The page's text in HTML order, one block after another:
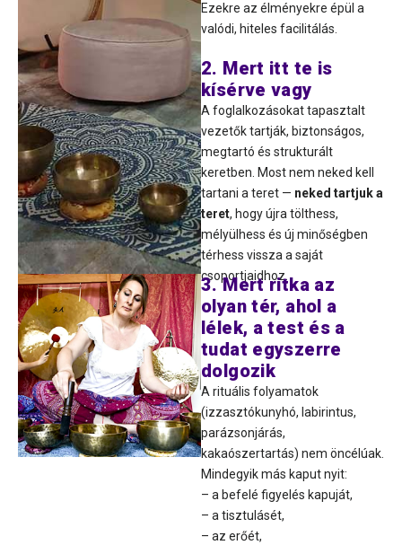
Ezekre az élményekre épül a
valódi, hiteles facilitálás.
2. Mert itt te is
kísérve vagy
A foglalkozásokat tapasztalt
vezetők tartják, biztonságos,
megtartó és strukturált
keretben. Most nem neked kell
tartani a teret — neked tartjuk a
teret, hogy újra tölthess,
mélyülhess és új minőségben
térhess vissza a saját
csoportjaidhoz.
3. Mert ritka az
olyan tér, ahol a
lélek, a test és a
tudat egyszerre
dolgozik
A rituális folyamatok
(izzasztókunyhó, labirintus,
parázsonjárás,
kakaószertartás) nem öncélúak.
Mindegyik más kaput nyit:
– a befelé figyelés kapuját,
– a tisztulásét,
– az erőét,